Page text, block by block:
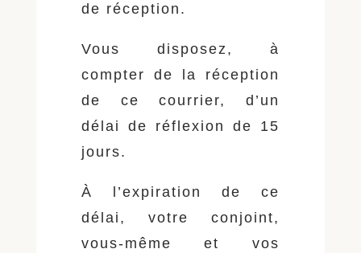
de réception.
Vous disposez, à
compter de la réception
de ce courrier, d’un
délai de réflexion de 15
jours.
À l’expiration de ce
délai, votre conjoint,
vous-même et vos